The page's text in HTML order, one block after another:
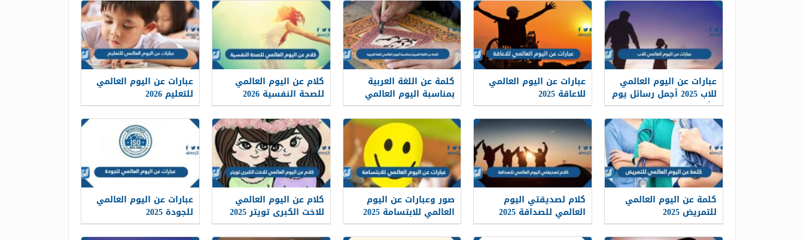
عبارات عن اليوم العالمي
للاب 2025 أجمل رسائل يوم
الأب العالمي
عبارات عن اليوم العالمي
للاعاقة 2025
كلمة عن اللغة العربية
بمناسبة اليوم العالمي
للغة العربية 2025
كلام عن اليوم العالمي
للصحة النفسية 2026
عبارات عن اليوم العالمي
للتعليم 2026
كلمة عن اليوم العالمي
للتمريض 2025
كلام لصديقتي اليوم
العالمي للصداقة 2025
بالصور
صور وعبارات عن اليوم
العالمي للابتسامة 2025
كلام عن اليوم العالمي
للاخت الكبرى تويتر 2025
عبارات عن اليوم العالمي
للجودة 2025